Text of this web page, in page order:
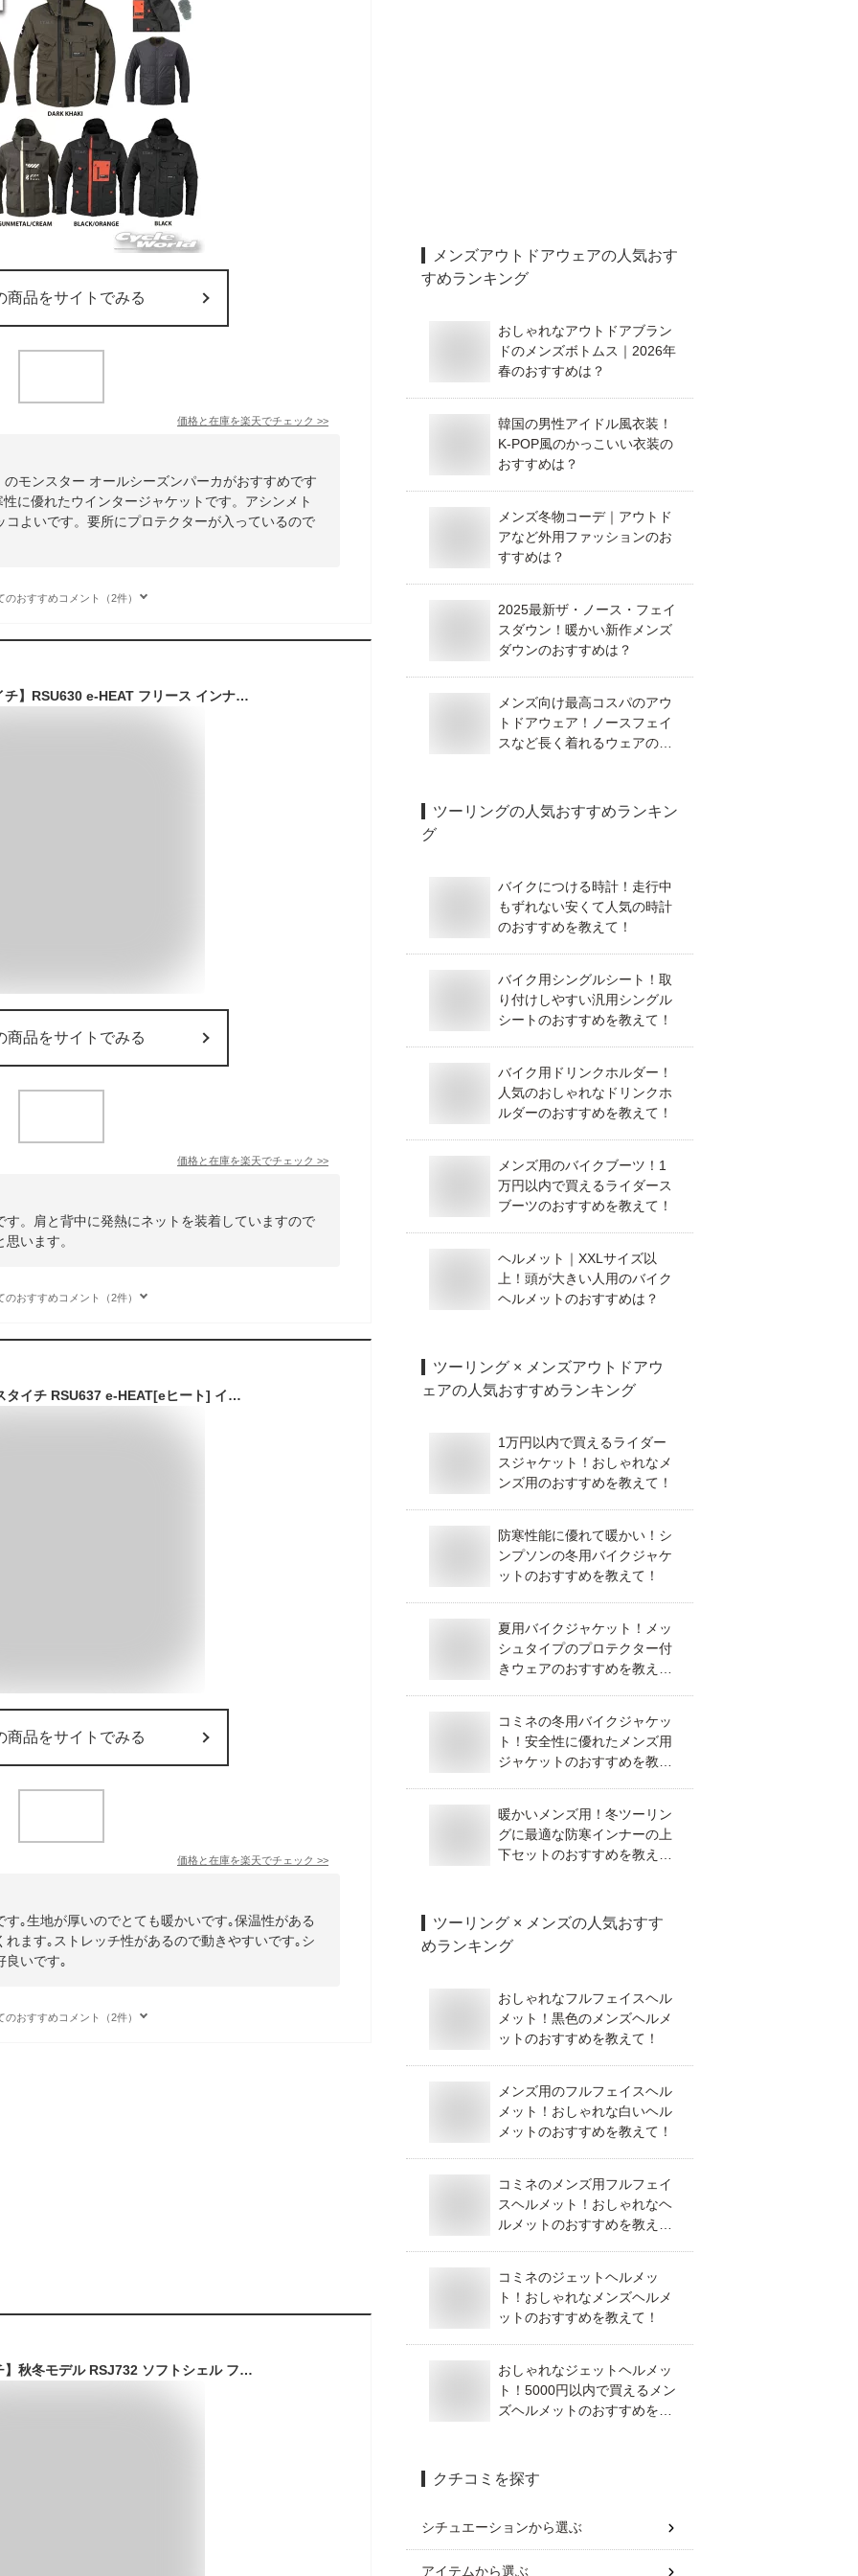
商品をサイトでみる
価格と在庫を楽天でチェック >>
モンスター オールシーズンパーカがおすすめです
に優れたウインタージャケットです。アシンメト
よいです。要所にプロテクターが入っているので
のおすすめコメント（2件）
[秋冬モデル]【RSタイチ】RSU630 e-HEAT フリース インナーパーカ バイク ジャケット RS TAICHI e-ヒート ※専用電源別売り
商品をサイトでみる
価格と在庫を楽天でチェック >>
。肩と背中に発熱にネットを装着していますので
います。
のおすすめコメント（2件）
RS TAICHI アールエスタイチ RSU637 e-HEAT[eヒート] インナージャケット 電熱ジャケット
商品をサイトでみる
価格と在庫を楽天でチェック >>
｡生地が厚いのでとても暖かいです｡保温性がある
ます｡ストレッチ性があるので動きやすいです｡シ
良いです｡
のおすすめコメント（2件）
[処分特価]【RSタイチ】秋冬モデル RSJ732 ソフトシェル フーディー バイク ジャケット アールエスタイチ RS TAICHI
メンズアウトドアウェアの人気おす
すめランキング
おしゃれなアウトドアブラン
ドのメンズボトムス｜2026年
春のおすすめは？
韓国の男性アイドル風衣装！
K-POP風のかっこいい衣装の
おすすめは？
メンズ冬物コーデ｜アウトド
アなど外用ファッションのお
すすめは？
2025最新ザ・ノース・フェイ
スダウン！暖かい新作メンズ
ダウンのおすすめは？
メンズ向け最高コスパのアウ
トドアウェア！ノースフェイ
スなど長く着れるウェアのお
ツーリングの人気おすすめランキン
グ
バイクにつける時計！走行中
もずれない安くて人気の時計
のおすすめを教えて！
バイク用シングルシート！取
り付けしやすい汎用シングル
シートのおすすめを教えて！
バイク用ドリンクホルダー！
人気のおしゃれなドリンクホ
ルダーのおすすめを教えて！
メンズ用のバイクブーツ！1
万円以内で買えるライダース
ブーツのおすすめを教えて！
ヘルメット｜XXLサイズ以
上！頭が大きい人用のバイク
ヘルメットのおすすめは？
ツーリング × メンズアウトドアウ
ェアの人気おすすめランキング
1万円以内で買えるライダー
スジャケット！おしゃれなメ
ンズ用のおすすめを教えて！
防寒性能に優れて暖かい！シ
ンプソンの冬用バイクジャケ
ットのおすすめを教えて！
夏用バイクジャケット！メッ
シュタイプのプロテクター付
きウェアのおすすめを教え
コミネの冬用バイクジャケッ
ト！安全性に優れたメンズ用
ジャケットのおすすめを教え
暖かいメンズ用！冬ツーリン
グに最適な防寒インナーの上
下セットのおすすめを教え
ツーリング × メンズの人気おすす
めランキング
おしゃれなフルフェイスヘル
メット！黒色のメンズヘルメ
ットのおすすめを教えて！
メンズ用のフルフェイスヘル
メット！おしゃれな白いヘル
メットのおすすめを教えて！
コミネのメンズ用フルフェイ
スヘルメット！おしゃれなヘ
ルメットのおすすめを教え
コミネのジェットヘルメッ
ト！おしゃれなメンズヘルメ
ットのおすすめを教えて！
おしゃれなジェットヘルメッ
ト！5000円以内で買えるメン
ズヘルメットのおすすめを教
クチコミを探す
シチュエーションから選ぶ
アイテムから選ぶ